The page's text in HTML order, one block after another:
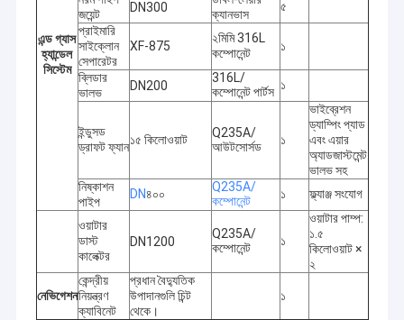
এন্ড গ্যাস
হ্যান্ডেল
সিস্টেম
জয়েন্ট
DN300
ক্যানভাস
৫
প্রাইমারি
সাইক্লোন
সেপারেটর
XF-875
২মিমি 316L
কম্পোনেন্ট
১
ব্লিডার
ভালভ
DN200
316L/
কম্পোনেন্ট পার্টস ১
ইন্ডুসড
ড্রাফট ফ্যান১৫ কিলোওয়াট
Q235A/
আউটসোর্সড
১
ভাইব্রেশন
ড্যাম্পিং প্যাড
এবং এয়ার
অ্যাডজাস্টমেন্ট
ভালভ সহ
নিষ্কাশন
পাইপ
DN৪০০
Q235A/
কম্পোনেন্ট
১ ফ্ল্যাঞ্জ সংযোগ
ওয়াটার
ডাস্ট
কালেক্টর
DN1200
Q235A/
কম্পোনেন্ট
১
ওয়াটার পাম্প:
১.৫
কিলোওয়াট ×
২
নেভিগেশন
কেন্দ্রীয়
নিয়ন্ত্রণ
ক্যাবিনেট
প্রধান বৈদ্যুতিক
উপাদানগুলি চিন্ট
থেকে।
১